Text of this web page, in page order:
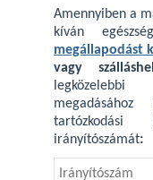
Amennyiben a
kíván
megállapodást
vagy
legközelebbi
tartózkodási
irányítószámát: